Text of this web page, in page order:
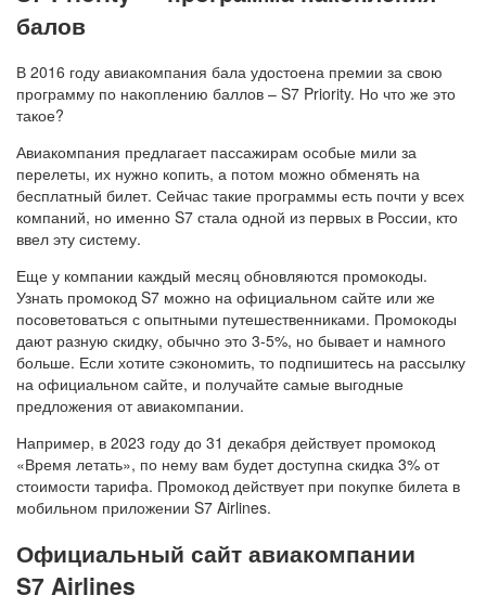
балов
В 2016 году авиакомпания бала удостоена премии за свою
программу по накоплению баллов – S7 Priority. Но что же это
такое?
Авиакомпания предлагает пассажирам особые мили за
перелеты, их нужно копить, а потом можно обменять на
бесплатный билет. Сейчас такие программы есть почти у всех
компаний, но именно S7 стала одной из первых в России, кто
ввел эту систему.
Еще у компании каждый месяц обновляются промокоды.
Узнать промокод S7 можно на официальном сайте или же
посоветоваться с опытными путешественниками. Промокоды
дают разную скидку, обычно это 3-5%, но бывает и намного
больше. Если хотите сэкономить, то подпишитесь на рассылку
на официальном сайте, и получайте самые выгодные
предложения от авиакомпании.
Например, в 2023 году до 31 декабря действует промокод
«Время летать», по нему вам будет доступна скидка 3% от
стоимости тарифа. Промокод действует при покупке билета в
мобильном приложении S7 Airlines.
Официальный сайт авиакомпании
S7 Airlines